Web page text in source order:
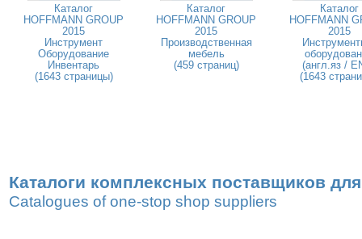
Каталог
HOFFMANN GROUP
2015
Инструмент
Оборудование
Инвентарь
(1643 страницы)
Каталог
HOFFMANN GROUP
2015
Производственная
мебель
(459 страниц)
Каталог
HOFFMANN
2015
(англ.яз /
(1643
Каталоги комплексных поставщиков
Catalogues of one-stop shop suppliers